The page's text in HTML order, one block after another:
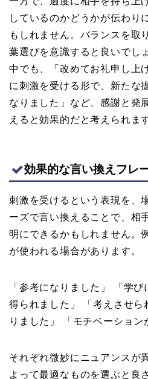
しているのかどうかが伝わり
もしれません。バランスを取
葉選びを意識すると良いでし
中でも、「改めてお礼申し上
に刺激を受ける形で、新たな
なりました」など、感謝と発
えると効果的だと考えられま
効果的な言い換えフレ
刺激を受けるという表現を、
ーズで言い換えることで、相
明にできるかもしれません。
が使われる場合があります。
「参考になりました」 「学
得られました」 「考えさせら
りました」 「モチベーション
それぞれ微妙にニュアンスが
よって最適なものを選ぶと良